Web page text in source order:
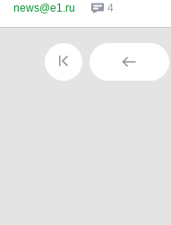
news@e1.ru 4